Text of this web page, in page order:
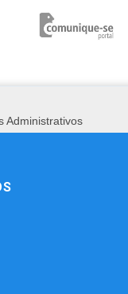
Administrativos